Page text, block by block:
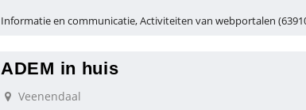
Informatie en communicatie, Activiteiten van webportalen
ADEM in huis
Veenendaal